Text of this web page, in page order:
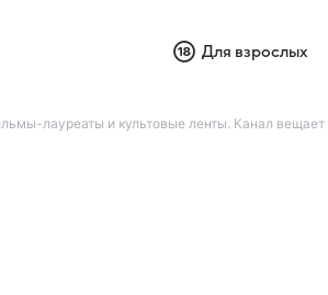
Для взрослых
лауреаты и культовые ленты. Канал